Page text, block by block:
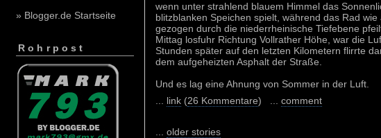
» Blogger.de Startseite
Rohrpost
wenn unter strahlend blauem Himmel das
blitzblanken Speichen spielt, während das Rad
gezogen durch die niederrheinische Tiefebene
Mittag losfuhr Richtung Vollrather Höhe, war die
Stunden später auf den letzten Kilometern flirrte
dem aufgeheizten Asphalt der Straße.
Und es lag eine Ahnung von Sommer in der Luft.
link (26 Kommentare) ... comment
older stories